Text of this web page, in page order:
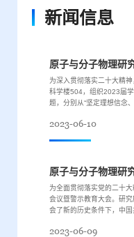
新闻信息
原子与分子物理研
为深入贯彻落实二十大精
科学楼504，组织2023届
题，分别从“坚定理想信念
2023-06-10
原子与分子物理研
为全面贯彻落实党的二十
会议暨警示教育大会。研
会了新的历史条件下，中
2023-06-09